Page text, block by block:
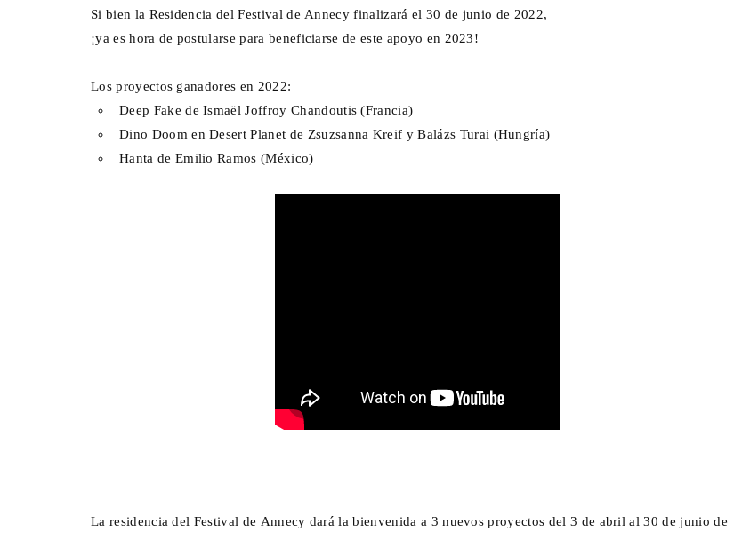
Si bien la Residencia del Festival de Annecy finalizará el 30 de junio de 2022,
¡ya es hora de postularse para beneficiarse de este apoyo en 2023!
Los proyectos ganadores en 2022:
Deep Fake de Ismaël Joffroy Chandoutis (Francia)
Dino Doom en Desert Planet de Zsuzsanna Kreif y Balázs Turai (Hungría)
Hanta de Emilio Ramos (México)
La residencia del Festival de Annecy dará la bienvenida a 3 nuevos proyectos del 3 de abril al 30 de junio de